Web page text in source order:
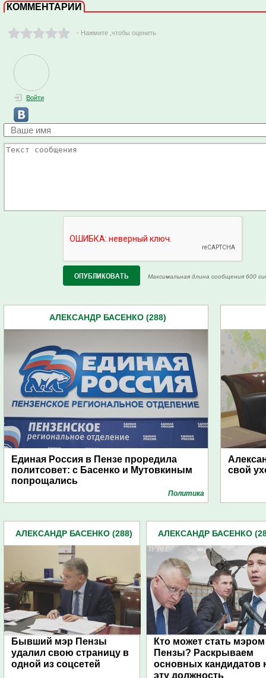
КОММЕНТАРИИ
- Нажмите ,чтобы оценить
Войти
Максимальная длина сообщения 600
АЛЕКСАНДР БАСЕНКО (288)
Единая Россия в Пензе проредила
политсовет: с Басенко и Мутовкиным
попрощались
Политика
свой
АЛЕКСАНДР БАСЕНКО (288)
Бывший мэр Пензы
удалил свою страницу в
одной из соцсетей
АЛЕКСАНДР БАСЕНКО
Кто может стать мэром
Пензы? Раскрываем
основных кандидатов
эту должность